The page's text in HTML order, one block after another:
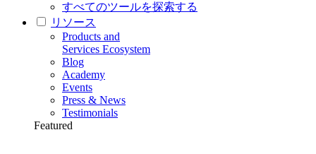
すべてのツールを探索する
リソース
Products and
Services Ecosystem
Blog
Academy
Events
Press & News
Testimonials
Featured